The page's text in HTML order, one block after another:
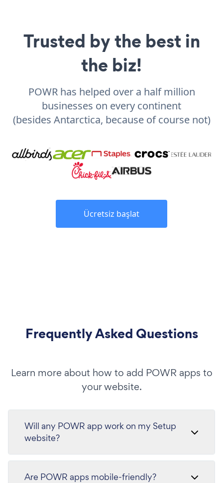
Trusted by the best in
the biz!
POWR has helped over a half million
businesses on every continent
(besides Antarctica, because of course not)
Ücretsiz başlat
Frequently Asked Questions
Learn more about how to add POWR apps to
your website.
Will any POWR app work on my Setup
website?
Are POWR apps mobile-friendly?